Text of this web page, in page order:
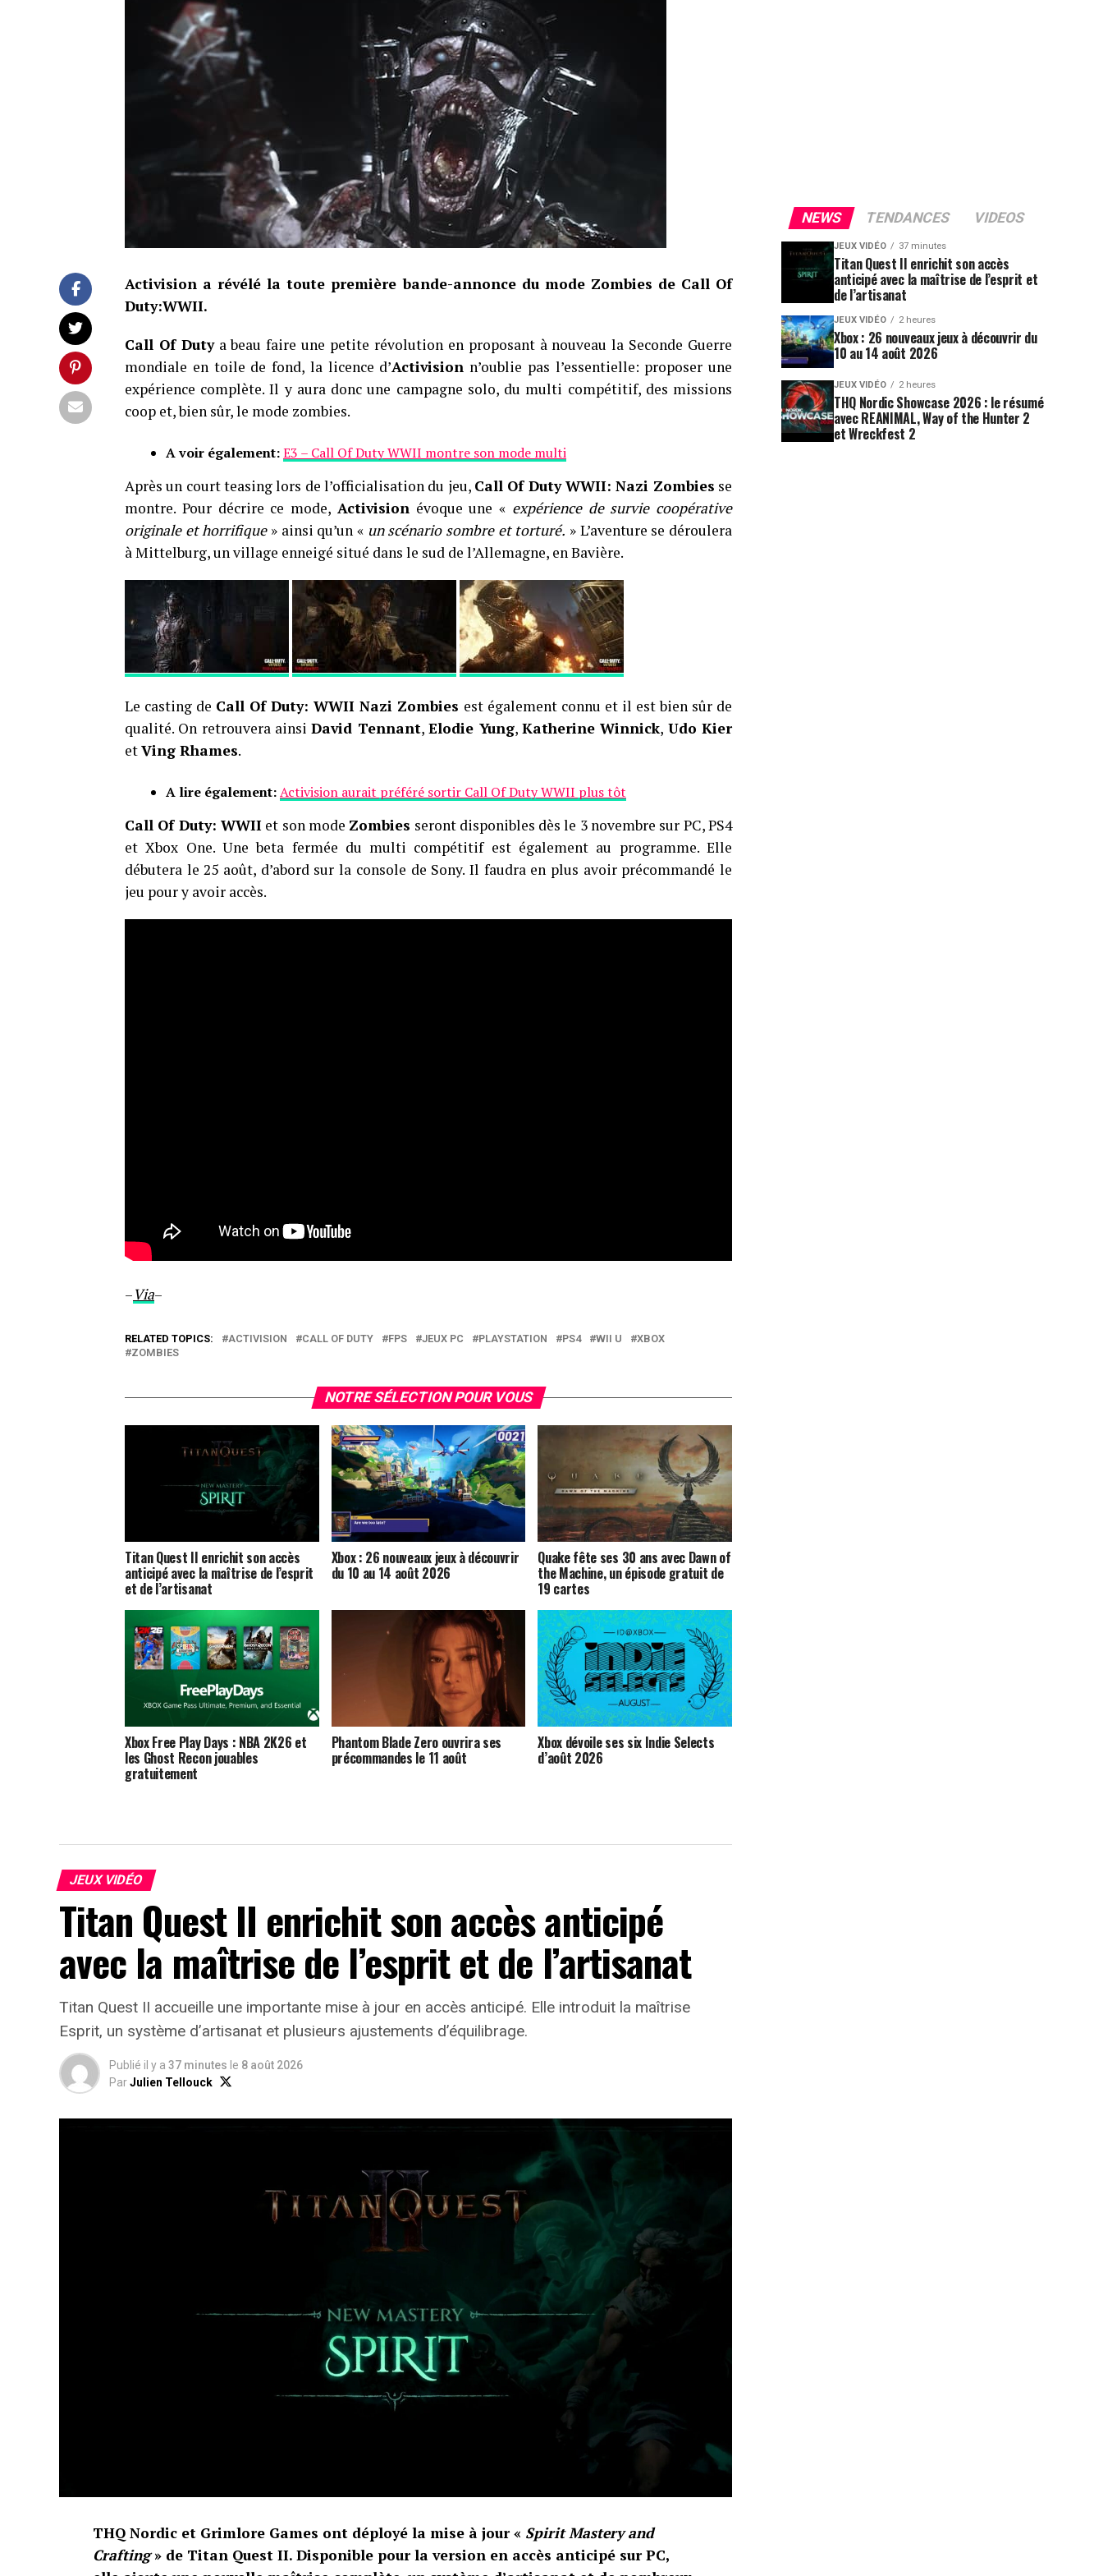
Activision a révélé la toute première bande-annonce du mode Zombies de Call Of
Duty:WWII.
Call Of Dutya beau faire une petite révolution en proposant à nouveau la Seconde Guerre
mondiale en toile de fond, la licence d’Activision n’oublie pas l’essentielle: proposer une
expérience complète. Il y aura donc une campagne solo, du multi compétitif, des missions
coop et, bien sûr, le mode zombies.
A voir également:E3 – Call Of Duty WWII montre son mode multi
Après un court teasing lors de l’officialisation du jeu, Call Of Duty WWII: Nazi Zombies se
montre. Pour décrire ce mode, Activisionévoque une « expérience de survie coopérative
originale et horrifique» ainsi qu’un « un scénario sombre et torturé. » L’aventure se déroulera
à Mittelburg, un village enneigé situé dans le sud de l’Allemagne, en Bavière.
Le casting de Call Of Duty: WWII Nazi Zombies est également connu et il est bien sûr de
qualité. On retrouvera ainsiDavid Tennant,Elodie Yung, Katherine Winnick, Udo Kier
etVing Rhames.
A lire également:Activision aurait préféré sortir Call Of Duty WWII plus tôt
Call Of Duty: WWIIet son mode Zombies seront disponibles dès le 3 novembre sur PC, PS4
et Xbox One. Une beta fermée du multi compétitif est également au programme. Elle
débutera le 25 août, d’abord sur la console de Sony. Il faudra en plus avoir précommandé le
jeu pour y avoir accès.
–Via–
RELATED TOPICS: ACTIVISION CALL OF DUTY FPS JEUX PC PLAYSTATION PS4 WII U
XBOX
ZOMBIES
NOTRE SÉLECTION POUR VOUS
Titan Quest II enrichit son accès
anticipé avec la maîtrise de l’esprit
et de l’artisanat
Xbox : 26 nouveaux jeux à découvrir
du 10 au 14 août 2026
Quake fête ses 30 ans avec Dawn of
the Machine, un épisode gratuit de
19 cartes
Xbox Free Play Days : NBA 2K26 et
les Ghost Recon jouables
gratuitement
Phantom Blade Zero ouvrira ses
précommandes le 11 août
Xbox dévoile ses six Indie Selects
d’août 2026
JEUX VIDÉO
Titan Quest II enrichit son accès anticipé
avec la maîtrise de l’esprit et de l’artisanat
Titan Quest II accueille une importante mise à jour en accès anticipé. Elle introduit la maîtrise
Esprit, un système d’artisanat et plusieurs ajustements d’équilibrage.
Publié il y a 37 minutes le 8 août 2026
ParJulien Tellouck
THQ Nordic et Grimlore Games ont déployé la mise à jour « Spirit Mastery and
Crafting» de Titan Quest II. Disponible pour la version en accès anticipé sur PC,
NEWS TENDANCES VIDEOS
JEUX VIDÉO 37 minutes
Titan Quest II enrichit son accès
anticipé avec la maîtrise de l’esprit et
de l’artisanat
JEUX VIDÉO 2 heures
Xbox : 26 nouveaux jeux à découvrir du
10 au 14 août 2026
JEUX VIDÉO 2 heures
THQ Nordic Showcase 2026 : le résumé
avec REANIMAL, Way of the Hunter 2
et Wreckfest 2